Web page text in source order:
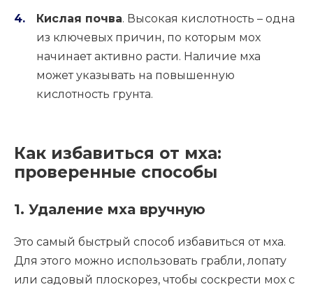
Кислая почва. Высокая кислотность – одна
из ключевых причин, по которым мох
начинает активно расти. Наличие мха
может указывать на повышенную
кислотность грунта.
Как избавиться от мха:
проверенные способы
1. Удаление мха вручную
Это самый быстрый способ избавиться от мха.
Для этого можно использовать грабли, лопату
или садовый плоскорез, чтобы соскрести мох с